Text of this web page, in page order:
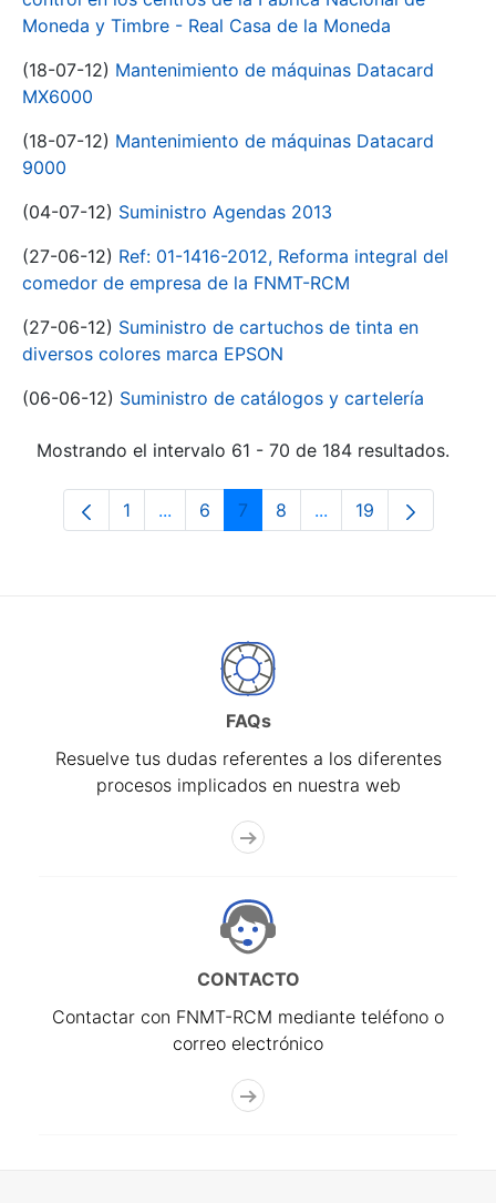
Moneda y Timbre - Real Casa de la Moneda
(18-07-12) Mantenimiento de máquinas Datacard
MX6000
(18-07-12) Mantenimiento de máquinas Datacard
9000
(04-07-12) Suministro Agendas 2013
(27-06-12) Ref: 01-1416-2012, Reforma integral del
comedor de empresa de la FNMT-RCM
(27-06-12) Suministro de cartuchos de tinta en
diversos colores marca EPSON
(06-06-12) Suministro de catálogos y cartelería
Mostrando el intervalo 61 - 70 de 184 resultados.
Página
1 ...Páginas intermedias Use TAB para
Página
6 Página
7 Página
8 ...Páginas intermedias
Página
19
FAQs
Resuelve tus dudas referentes a los diferentes
procesos implicados en nuestra web
CONTACTO
Contactar con FNMT-RCM mediante teléfono o
correo electrónico